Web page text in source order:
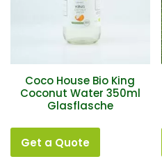
Coco House Bio King
Coconut Water 350ml
Glasflasche
Get a Quote